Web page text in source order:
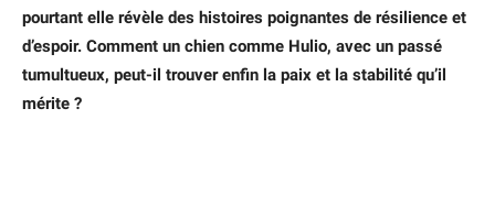
pourtant elle révèle des histoires poignantes de résilience et
d’espoir. Comment un chien comme Hulio, avec un passé
tumultueux, peut-il trouver enfin la paix et la stabilité qu’il
mérite ?